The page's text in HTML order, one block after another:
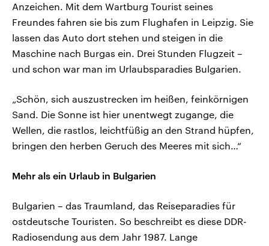
Anzeichen. Mit dem Wartburg Tourist seines
Freundes fahren sie bis zum Flughafen in Leipzig. Sie
lassen das Auto dort stehen und steigen in die
Maschine nach Burgas ein. Drei Stunden Flugzeit –
und schon war man im Urlaubsparadies Bulgarien.
„Schön, sich auszustrecken im heißen, feinkörnigen
Sand. Die Sonne ist hier unentwegt zugange, die
Wellen, die rastlos, leichtfüßig an den Strand hüpfen,
bringen den herben Geruch des Meeres mit sich…“
Mehr als ein Urlaub in Bulgarien
Bulgarien – das Traumland, das Reiseparadies für
ostdeutsche Touristen. So beschreibt es diese DDR-
Radiosendung aus dem Jahr 1987. Lange